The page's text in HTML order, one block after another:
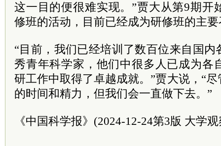
这一目的便很难实现。”贾大从第9期开
修班的活动，目前已经成为研修班的主
“目前，我们已经培训了数百位来自国
秀青年科学家，他们中很多人已成为各
研工作中取得了卓越成就。”贾大说，“
的时间和精力，但我们会一直做下去。”
《中国科学报》(2024-12-24第3版 大学